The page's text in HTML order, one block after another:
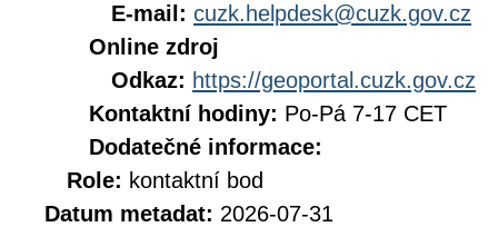
E-mail: cuzk.helpdesk@cuzk.gov.cz
Online zdroj
Odkaz: https://geoportal.cuzk.gov.cz
Kontaktní hodiny: Po-Pá 7-17 CET
Dodatečné informace:
Role: kontaktní bod
Datum metadat: 2026-07-31